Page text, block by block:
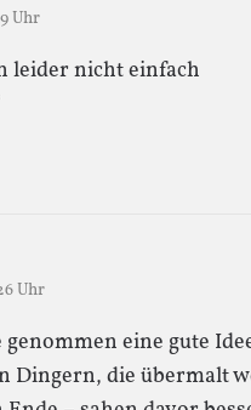
Uhr
leider nicht einfach
Uhr
eine gute
Dingern, die übermalt